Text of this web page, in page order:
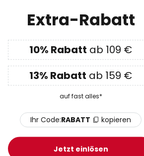
Lindby Kronleuchter Elanova,
269,90 € UVP -30,00 €
UVP299,90 €
Extra-Rabatt
10% Rabatt ab 109 €
13% Rabatt ab 159 €
auf fast alles*
Ihr Code:RABATT kopieren
Jetzt einlösen